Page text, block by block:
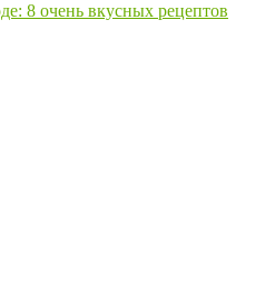
8 очень вкусных рецептов